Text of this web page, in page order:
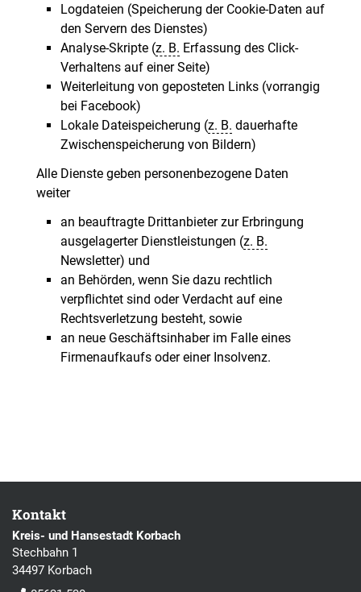
Logdateien (Speicherung der Cookie-Daten auf
den Servern des Dienstes)
Analyse-Skripte (z. B. Erfassung des Click-
Verhaltens auf einer Seite)
Weiterleitung von geposteten Links (vorrangig
bei Facebook)
Lokale Dateispeicherung (z. B. dauerhafte
Zwischenspeicherung von Bildern)
Alle Dienste geben personenbezogene Daten
weiter
an beauftragte Drittanbieter zur Erbringung
ausgelagerter Dienstleistungen (z. B.
Newsletter) und
an Behörden, wenn Sie dazu rechtlich
verpflichtet sind oder Verdacht auf eine
Rechtsverletzung besteht, sowie
an neue Geschäftsinhaber im Falle eines
Firmenaufkaufs oder einer Insolvenz.
Kontakt
Kreis- und Hansestadt Korbach
Stechbahn 1
34497 Korbach